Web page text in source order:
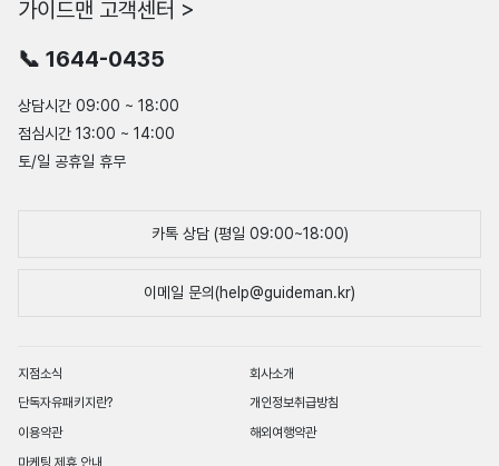
가이드맨 고객센터 >
📞 1644-0435
상담시간 09:00 ~ 18:00
점심시간 13:00 ~ 14:00
토/일 공휴일 휴무
카톡 상담 (평일 09:00~18:00)
이메일 문의(help@guideman.kr)
지점소식
회사소개
단독자유패키지란?
개인정보취급방침
이용약관
해외여행약관
마케팅 제휴 안내